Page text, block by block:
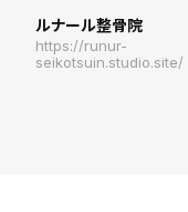
ルナール整骨院
https://runur-
seikotsuin.studio.site/